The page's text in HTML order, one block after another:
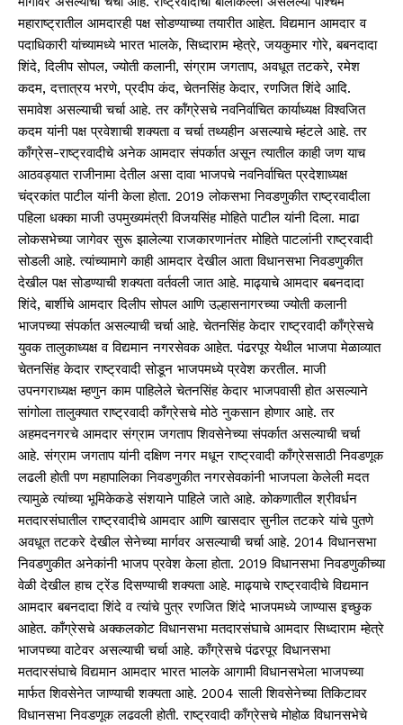
महाराष्ट्रातील आमदारही पक्ष सोडण्याच्या तयारीत आहेत. विद्यमान आमदार व
पदाधिकारी यांच्यामध्ये भारत भालके, सिध्दाराम म्हेत्रे, जयकुमार गोरे, बबनदादा
शिंदे, दिलीप सोपल, ज्योती कलानी, संग्राम जगताप, अवधूत तटकरे, रमेश
कदम, दत्तात्रय भरणे, प्रदीप कंद, चेतनसिंह केदार, रणजित शिंदे आदि.
समावेश असल्याची चर्चा आहे. तर कॉंग्रेसचे नवनिर्वाचित कार्याध्यक्ष विश्वजित
कदम यांनी पक्ष प्रवेशाची शक्यता व चर्चा तथ्यहीन असल्याचे म्हंटले आहे. तर
काँग्रेस-राष्ट्रवादीचे अनेक आमदार संपर्कात असून त्यातील काही जण याच
आठवड्यात राजीनामा देतील असा दावा भाजपचे नवनिर्वाचित प्रदेशाध्यक्ष
चंद्रकांत पाटील यांनी केला होता. 2019 लोकसभा निवडणुकीत राष्ट्रवादीला
पहिला धक्का माजी उपमुख्यमंत्री विजयसिंह मोहिते पाटील यांनी दिला. माढा
लोकसभेच्या जागेवर सुरू झालेल्या राजकारणानंतर मोहिते पाटलांनी राष्ट्रवादी
सोडली आहे. त्यांच्यामागे काही आमदार देखील आता विधानसभा निवडणुकीत
देखील पक्ष सोडण्याची शक्यता वर्तवली जात आहे. माढ्याचे आमदार बबनदादा
शिंदे, बार्शीचे आमदार दिलीप सोपल आणि उल्हासनागरच्या ज्योती कलानी
भाजपच्या संपर्कात असल्याची चर्चा आहे. चेतनसिंह केदार राष्ट्रवादी काँग्रेसचे
युवक तालुकाध्यक्ष व विद्यमान नगरसेवक आहेत. पंढरपूर येथील भाजपा मेळाव्यात
चेतनसिंह केदार राष्ट्रवादी सोडून भाजपमध्ये प्रवेश करतील. माजी
उपनगराध्यक्ष म्हणुन काम पाहिलेले चेतनसिंह केदार भाजपवासी होत असल्याने
सांगोला तालुक्यात राष्ट्रवादी काँग्रेसचे मोठे नुकसान होणार आहे. तर
अहमदनगरचे आमदार संग्राम जगताप शिवसेनेच्या संपर्कात असल्याची चर्चा
आहे. संग्राम जगताप यांनी दक्षिण नगर मधून राष्ट्रवादी काँग्रेससाठी निवडणूक
लढली होती पण महापालिका निवडणुकीत नगरसेवकांनी भाजपला केलेली मदत
त्यामुळे त्यांच्या भूमिकेकडे संशयाने पाहिले जाते आहे. कोकणातील श्रीवर्धन
मतदारसंघातील राष्ट्रवादीचे आमदार आणि खासदार सुनील तटकरे यांचे पुतणे
अवधूत तटकरे देखील सेनेच्या मार्गवर असल्याची चर्चा आहे. 2014 विधानसभा
निवडणुकीत अनेकांनी भाजप प्रवेश केला होता. 2019 विधानसभा निवडणुकीच्या
वेळी देखील हाच ट्रेंड दिसण्याची शक्यता आहे. माढ्याचे राष्ट्रवादीचे विद्यमान
आमदार बबनदादा शिंदे व त्यांचे पुत्र रणजित शिंदे भाजपमध्ये जाण्यास इच्छुक
आहेत. काँग्रेसचे अक्कलकोट विधानसभा मतदारसंघाचे आमदार सिध्दाराम म्हेत्रे
भाजपच्या वाटेवर असल्याची चर्चा आहे. काँग्रेसचे पंढरपूर विधानसभा
मतदारसंघाचे विद्यमान आमदार भारत भालके आगामी विधानसभेला भाजपच्या
मार्फत शिवसेनेत जाण्याची शक्यता आहे. 2004 साली शिवसेनेच्या तिकिटावर
विधानसभा निवडणूक लढवली होती. राष्ट्रवादी काँग्रेसचे मोहोळ विधानसभेचे